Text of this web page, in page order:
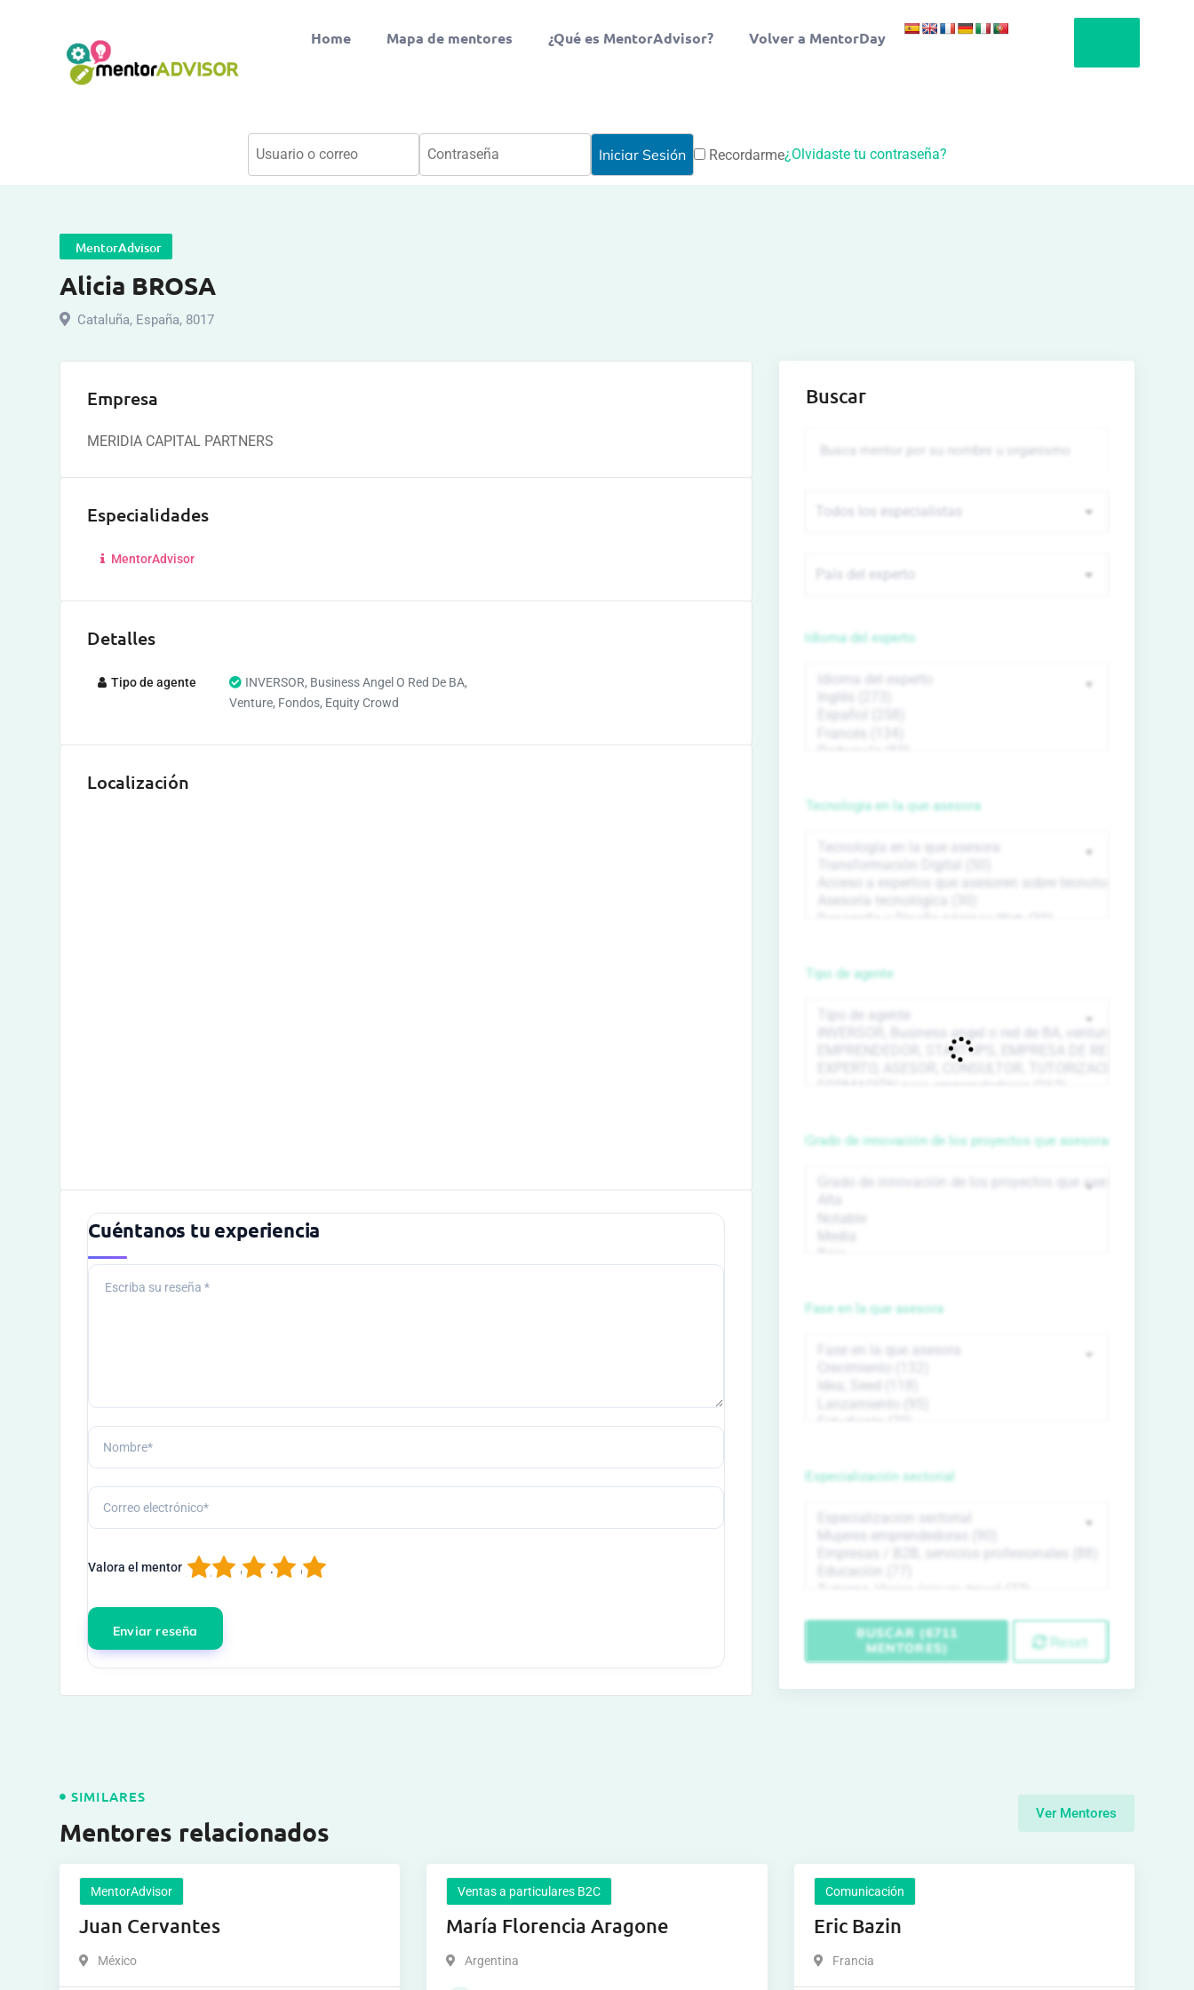
Home Mapa de mentores ¿Qué es MentorAdvisor? Volver a MentorDay
Recordarme¿Olvidaste tu contraseña?
MentorAdvisor
Alicia BROSA
Cataluña, España, 8017
Empresa
MERIDIA CAPITAL PARTNERS
Especialidades
MentorAdvisor
Detalles
Tipo de agente
INVERSOR, Business Angel O Red De BA,
Venture, Fondos, Equity Crowd
Localización
Cuéntanos tu experiencia
Valora el mentor 5
4
3
2
1
Buscar
Idioma del experto
Tecnología en la que asesora
Tipo de agente
Grado de innovación de los proyectos que asesora
Fase en la que asesora
Especialización sectorial
BUSCAR (6711
MENTORES)
Reset
SIMILARES
Mentores relacionados
Ver Mentores
MentorAdvisor
Juan Cervantes
México
Ventas a particulares B2C
María Florencia Aragone
Argentina
Comunicación
Eric Bazin
Francia